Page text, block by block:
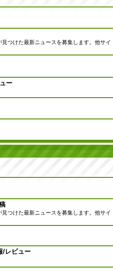
つけた最新ニュースを募集します。他サイ
ー
つけた最新ニュースを募集します。他サイ
/レビュー